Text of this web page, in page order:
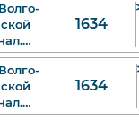
к. Арт
1634
1634